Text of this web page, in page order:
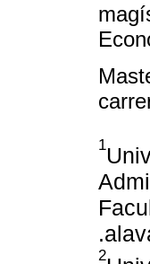
1
2